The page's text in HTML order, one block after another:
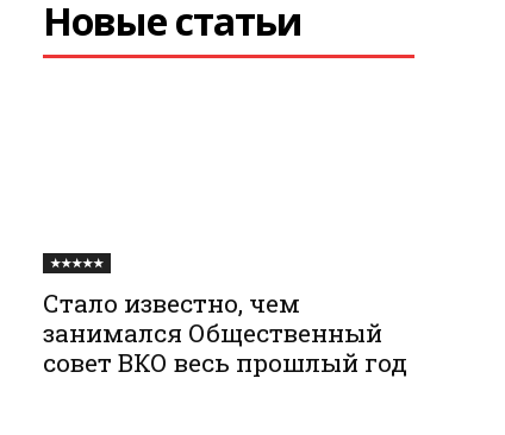
Новые статьи
★★★★★
Стало известно, чем
занимался Общественный
совет ВКО весь прошлый год